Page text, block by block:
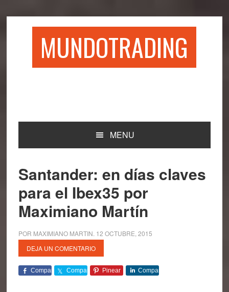
MUNDOTRADING
MENU
Santander: en días claves
para el Ibex35 por
Maximiano Martín
POR MAXIMIANO MARTIN 12 OCTUBRE, 2015
DEJA UN COMENTARIO
Comparte Comparte Pinear Comparte